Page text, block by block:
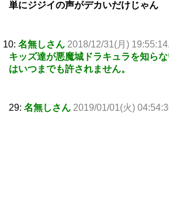
単にジジイの声がデカいだけじゃん
10: 名無しさん 2018/12/31(月)
キッズ達が悪魔城ドラキュラを知ら
はいつまでも許されません。
29: 名無しさん 2019/01/01(火)